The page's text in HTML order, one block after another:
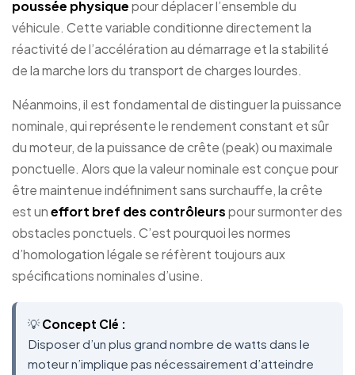
poussée physiquepour déplacer l’ensemble du
véhicule. Cette variable conditionne directement la
réactivité de l’accélération au démarrage et la stabilité
de la marche lors du transport de charges lourdes.
Néanmoins, il est fondamental de distinguer la puissance
nominale, qui représente le rendement constant et sûr
du moteur, de la puissance de crête (peak) ou maximale
ponctuelle. Alors que la valeur nominale est conçue pour
être maintenue indéfiniment sans surchauffe, la crête
est uneffort bref des contrôleurspour surmonter des
obstacles ponctuels. C’est pourquoi les normes
d’homologation légale se réfèrent toujours aux
spécifications nominales d’usine.
💡 Concept Clé :
Disposer d’un plus grand nombre de watts dans le
moteur n’implique pas nécessairement d’atteindre